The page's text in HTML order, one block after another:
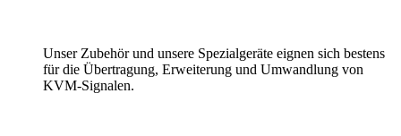
Unser Zubehör und unsere Spezialgeräte eignen sich bestens
für die Übertragung, Erweiterung und Umwandlung von
KVM-Signalen.